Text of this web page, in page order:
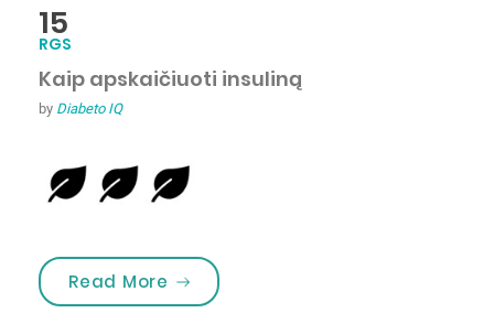
15
RGS
Kaip apskaičiuoti insuliną
by Diabeto IQ
Read More „Kaip apskaičiuoti insuliną”